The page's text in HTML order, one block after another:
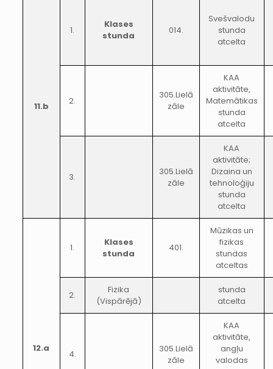
11.b
1.
Klases
stunda
014.
Svešvalodu
stunda
atcelta
2.
305.Lielā
zāle
KAA
aktivitāte,
Matemātikas
stunda
atcelta
3.
305.Lielā
zāle
KAA
aktivitāte;
Dizaina un
tehnoloģiju
stunda
atcelta
12.a
1.
Klases
stunda
401.
Mūzikas un
fizikas
stundas
atceltas
2.
Fizika
(Vispārējā)
stunda
atcelta
4.
305.Lielā
zāle
KAA
aktivitāte,
angļu
valodas